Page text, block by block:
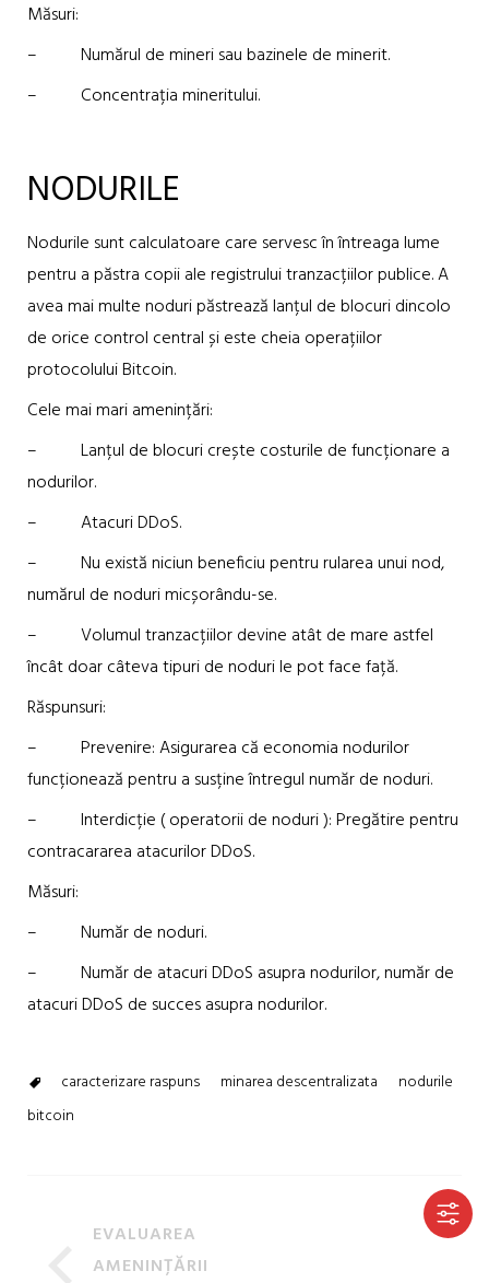
Măsuri:
– Numărul de mineri sau bazinele de minerit.
– Concentrația mineritului.
NODURILE
Nodurile sunt calculatoare care servesc în întreaga lume
pentru a păstra copii ale registrului tranzacțiilor publice. A
avea mai multe noduri păstrează lanțul de blocuri dincolo
de orice control central și este cheia operațiilor
protocolului Bitcoin.
Cele mai mari amenințări:
– Lanțul de blocuri crește costurile de funcționare a
nodurilor.
– Atacuri DDoS.
– Nu există niciun beneficiu pentru rularea unui nod,
numărul de noduri micșorându-se.
– Volumul tranzacțiilor devine atât de mare astfel
încât doar câteva tipuri de noduri le pot face față.
Răspunsuri:
– Prevenire: Asigurarea că economia nodurilor
funcționează pentru a susține întregul număr de noduri.
– Interdicție ( operatorii de noduri ): Pregătire pentru
contracararea atacurilor DDoS.
Măsuri:
– Număr de noduri.
– Număr de atacuri DDoS asupra nodurilor, număr de
atacuri DDoS de succes asupra nodurilor.
caracterizare raspuns minarea descentralizata
nodurile
bitcoin
EVALUAREA
AMENINȚĂRII